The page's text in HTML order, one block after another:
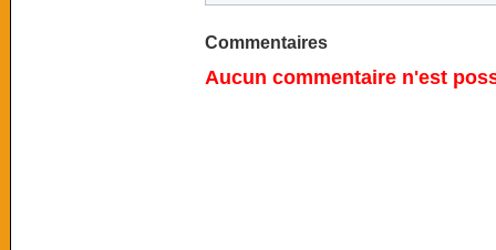
Commentaires
Aucun commentaire n'est